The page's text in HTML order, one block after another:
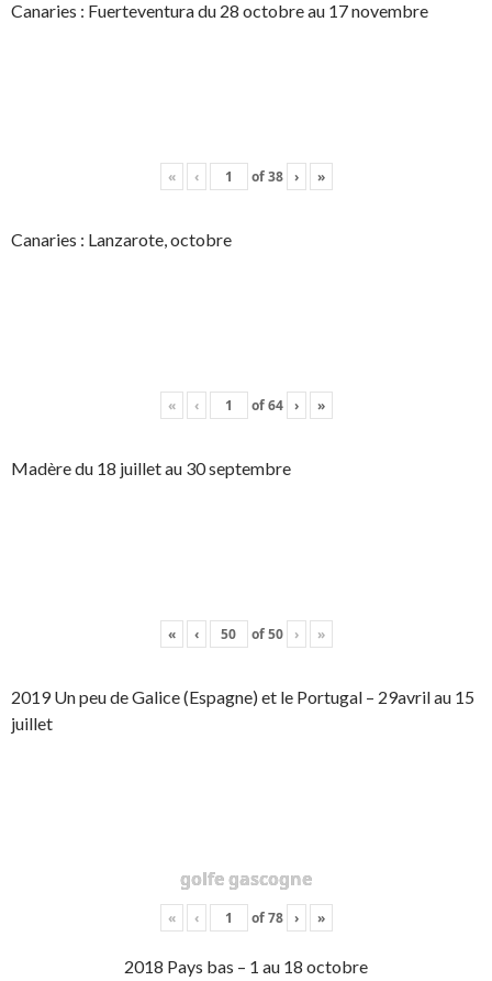
Canaries : Fuerteventura du 28 octobre au 17 novembre
« ‹ of38 › »
Canaries : Lanzarote, octobre
« ‹ of64 › »
Madère du 18 juillet au 30 septembre
« ‹ of50 › »
2019 Un peu de Galice (Espagne) et le Portugal – 29avril au 15
juillet
golfe gascogne
« ‹ of78 › »
2018 Pays bas – 1 au 18 octobre